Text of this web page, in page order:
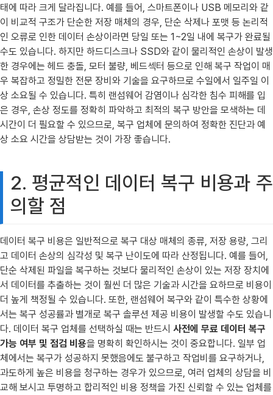
태에 따라 크게 달라집니다. 예를 들어, 스마트폰이나 USB 메모리와 같
이 비교적 구조가 단순한 저장 매체의 경우, 단순 삭제나 포맷 등 논리적
인 오류로 인한 데이터 손상이라면 당일 또는 1~2일 내에 복구가 완료될
수도 있습니다. 하지만 하드디스크나 SSD와 같이 물리적인 손상이 발생
한 경우에는 헤드 충돌, 모터 불량, 베드섹터 등으로 인해 복구 작업이 매
우 복잡하고 정밀한 전문 장비와 기술을 요구하므로 수일에서 일주일 이
상 소요될 수 있습니다. 특히 랜섬웨어 감염이나 심각한 침수 피해를 입
은 경우, 손상 정도를 정확히 파악하고 최적의 복구 방안을 모색하는 데
시간이 더 필요할 수 있으므로, 복구 업체에 문의하여 정확한 진단과 예
상 소요 시간을 상담받는 것이 가장 좋습니다.
2. 평균적인 데이터 복구 비용과 주
의할 점
데이터 복구 비용은 일반적으로 복구 대상 매체의 종류, 저장 용량, 그리
고 데이터 손상의 심각성 및 복구 난이도에 따라 산정됩니다. 예를 들어,
단순 삭제된 파일을 복구하는 것보다 물리적인 손상이 있는 저장 장치에
서 데이터를 추출하는 것이 훨씬 더 많은 기술과 시간을 요하므로 비용이
더 높게 책정될 수 있습니다. 또한, 랜섬웨어 복구와 같이 특수한 상황에
서는 복구 성공률과 별개로 복구 솔루션 제공 비용이 발생할 수도 있습니
다. 데이터 복구 업체를 선택하실 때는 반드시 사전에 무료 데이터 복구
가능 여부 및 점검 비용을 명확히 확인하시는 것이 중요합니다. 일부 업
체에서는 복구가 성공하지 못했음에도 불구하고 작업비를 요구하거나,
과도하게 높은 비용을 청구하는 경우가 있으므로, 여러 업체의 상담을 비
교해 보시고 투명하고 합리적인 비용 정책을 가진 신뢰할 수 있는 업체를